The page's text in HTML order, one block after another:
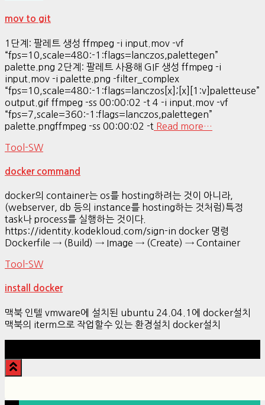
mov to git
1단계: 팔레트 생성 ffmpeg -i input.mov -vf
“fps=10,scale=480:-1:flags=lanczos,palettegen”
palette.png 2단계: 팔레트 사용해 GIF 생성 ffmpeg -i
input.mov -i palette.png -filter_complex
“fps=10,scale=480:-1:flags=lanczos[x];[x][1:v]paletteuse”
output.gif ffmpeg -ss 00:00:02 -t 4 -i input.mov -vf
“fps=7,scale=360:-1:flags=lanczos,palettegen”
palette.pngffmpeg -ss 00:00:02 -t Read more…
Tool-SW
docker command
docker의 container는 os를 hosting하려는 것이 아니라,
(webserver, db 등의 instance를 hosting하는 것처럼)특정
task나 process를 실행하는 것이다.
https://identity.kodekloud.com/sign-in docker 명령
Dockerfile → (Build) → Image → (Create) → Container
Tool-SW
install docker
맥북 인텔 vmware에 설치된 ubuntu 24.04.1에 docker설치
맥북의 iterm으로 작업할수 있는 환경설치 docker설치